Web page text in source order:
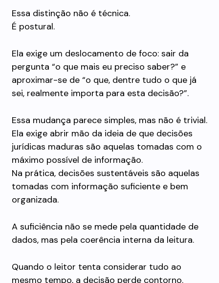
Essa distinção não é técnica.
É postural.
Ela exige um deslocamento de foco: sair da
pergunta “o que mais eu preciso saber?” e
aproximar-se de “o que, dentre tudo o que já
sei, realmente importa para esta decisão?”.
Essa mudança parece simples, mas não é trivial.
Ela exige abrir mão da ideia de que decisões
jurídicas maduras são aquelas tomadas com o
máximo possível de informação.
Na prática, decisões sustentáveis são aquelas
tomadas com informação suficiente e bem
organizada.
A suficiência não se mede pela quantidade de
dados, mas pela coerência interna da leitura.
Quando o leitor tenta considerar tudo ao
mesmo tempo, a decisão perde contorno.